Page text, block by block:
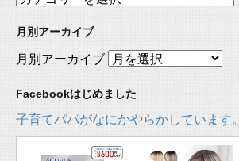
月別アーカイブ
月別アーカイブ
Facebookはじめました
子育てパパがなにかやらかしています。